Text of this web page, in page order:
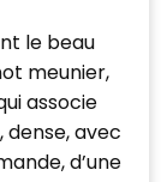
le beau
meunier,
associe
avec
d’une